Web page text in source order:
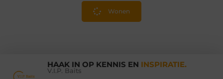
Wonen
HAAK IN OP KENNIS EN INSPIRATIE.
V.I.P. Baits